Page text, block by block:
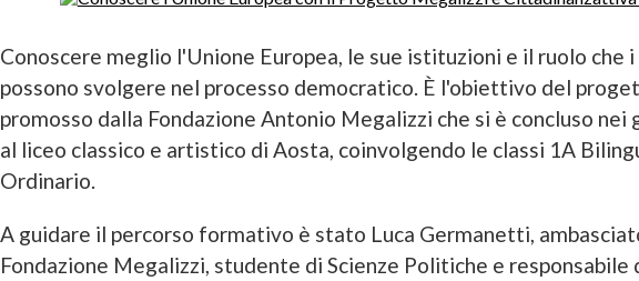
Conoscere meglio l'Unione Europea, le sue istituzioni e il ruolo che
possono svolgere nel processo democratico. È l'obiettivo del
promosso dalla Fondazione Antonio Megalizzi che si è concluso nei
al liceo classico e artistico di Aosta, coinvolgendo le classi 1A
Ordinario.
A guidare il percorso formativo è stato Luca Germanetti,
Fondazione Megalizzi, studente di Scienze Politiche e responsabile